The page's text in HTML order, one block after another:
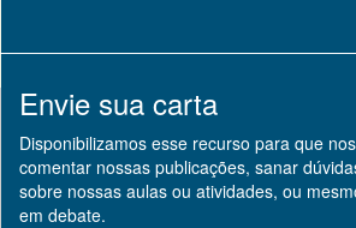
Envie sua carta
Disponibilizamos esse recurso para que
comentar nossas publicações, sanar
sobre nossas aulas ou atividades, ou
em debate.